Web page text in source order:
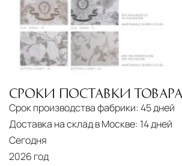
СРОКИ ПОСТАВКИ ТОВАРА
Срок производства фабрики: 45 дней
Доставка на склад в Москве: 14 дней
Сегодня
2026 год